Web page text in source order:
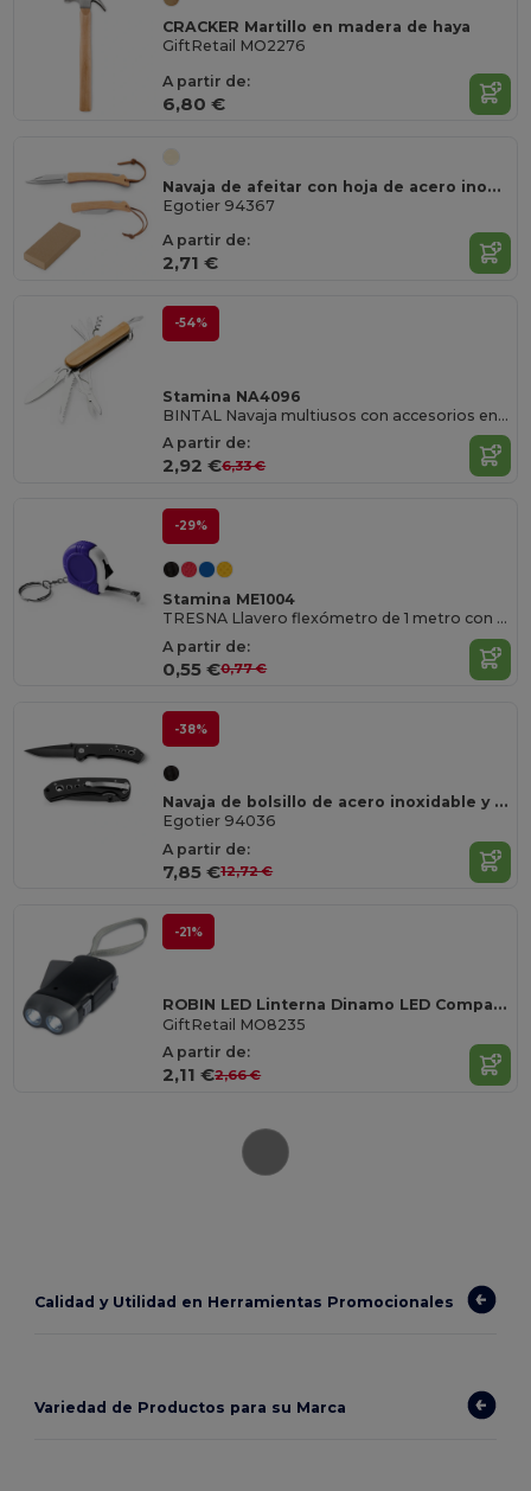
CRACKER Martillo en madera de haya
GiftRetail MO2276
A partir de:
6,80 €
Navaja de afeitar con hoja de acero inoxidable y mango de bambú
Egotier 94367
A partir de:
2,71 €
-54%
Stamina NA4096
BINTAL Navaja multiusos con accesorios en acero inoxidable y cuerpo de bambú
A partir de:
2,92 €6,33 €
-29%
Stamina ME1004
TRESNA Llavero flexómetro de 1 metro con mecanismo de bloqueo y cuchilla metálica
A partir de:
0,55 €0,77 €
-38%
Navaja de bolsillo de acero inoxidable y metal
Egotier 94036
A partir de:
7,85 €12,72 €
-21%
ROBIN LED Linterna Dinamo LED Compacta y Eficiente
GiftRetail MO8235
A partir de:
2,11 €2,66 €
Calidad y Utilidad en Herramientas Promocionales
Variedad de Productos para su Marca